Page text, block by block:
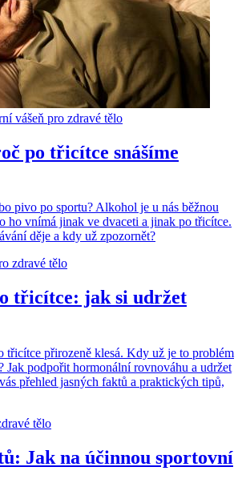
vášeň pro zdravé tělo
po třicítce snášíme
pivo po sportu? Alkohol je u nás běžnou
ho vnímá jinak ve dvaceti a jinak po třicítce.
děje a kdy už zpozornět?
zdravé tělo
třicítce: jak si udržet
třicítce přirozeně klesá. Kdy už je to problém
Jak podpořit hormonální rovnováhu a udržet
přehled jasných faktů a praktických tipů,
tělo
Jak na účinnou sportovní